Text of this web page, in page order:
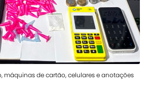
máquinas de cartão, celulares e anotações